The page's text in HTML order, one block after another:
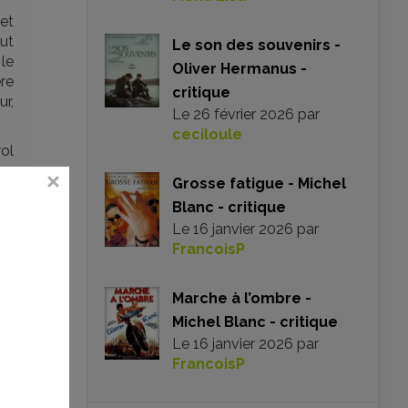
Le son des souvenirs -
Oliver Hermanus -
critique
Le 26 février 2026 par
ceciloule
Grosse fatigue - Michel
Blanc - critique
Le 16 janvier 2026 par
FrancoisP
Marche à l’ombre -
Michel Blanc - critique
Le 16 janvier 2026 par
FrancoisP